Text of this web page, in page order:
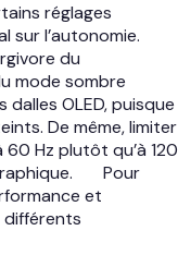
réglages
sur l’autonomie.
du
mode sombre
OLED, puisque
De même, limiter
Hz plutôt qu’à 120
Pour
et
différents